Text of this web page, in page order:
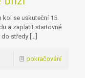
kol se uskuteční 15.
a zaplatit startovné
do středy […]
pokračování